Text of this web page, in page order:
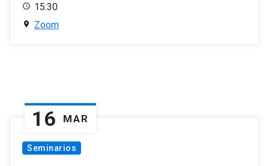
15:30
Zoom
16 MAR
Seminarios